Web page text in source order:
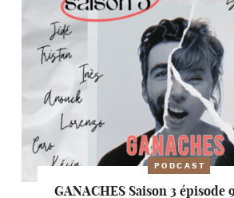
PODCAST
GANACHES Saison 3 épisode